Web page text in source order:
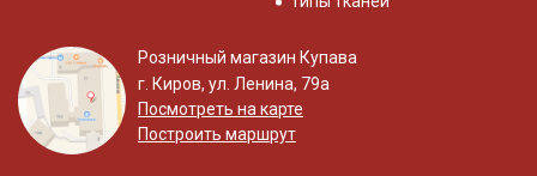
Розничный магазин Купава
г. Киров, ул. Ленина, 79а
Посмотреть на карте
Построить маршрут